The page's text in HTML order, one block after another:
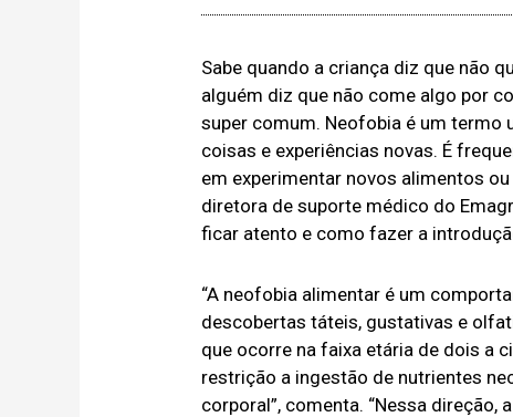
Sabe quando a criança diz que não
alguém diz que não come algo por
super comum. Neofobia é um termo
coisas e experiências novas. É
em experimentar novos alimentos
diretora de suporte médico do
ficar atento e como fazer a
“A neofobia alimentar é um
descobertas táteis, gustativas e
que ocorre na faixa etária de dois a
restrição a ingestão de nutrientes
corporal”, comenta. “Nessa